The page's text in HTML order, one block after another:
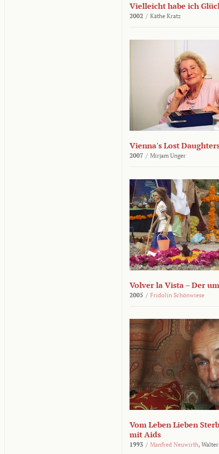
Vielleicht habe ich
2002 / Käthe Kratz
Vienna's Lost
2007 / Mirjam Unger
Volver la Vista – Der
2005 / Fridolin Schönwiese
Vom Leben Lieben
mit Aids
1993 / Manfred Neuwirth,